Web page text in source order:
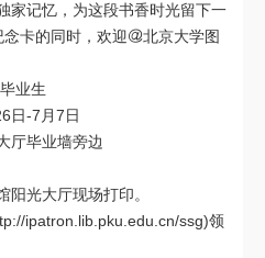
家记忆，为这段书香时光留下一
卡的同时，欢迎
北京大学图
业生
日-7月7日
厅毕业墙旁边
阳光大厅现场打印。
ipatron.lib.pku.edu.cn/ssg)领